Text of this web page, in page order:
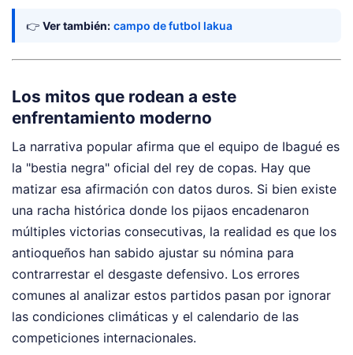
👉 Ver también: campo de futbol lakua
Los mitos que rodean a este
enfrentamiento moderno
La narrativa popular afirma que el equipo de Ibagué es
la "bestia negra" oficial del rey de copas. Hay que
matizar esa afirmación con datos duros. Si bien existe
una racha histórica donde los pijaos encadenaron
múltiples victorias consecutivas, la realidad es que los
antioqueños han sabido ajustar su nómina para
contrarrestar el desgaste defensivo. Los errores
comunes al analizar estos partidos pasan por ignorar
las condiciones climáticas y el calendario de las
competiciones internacionales.